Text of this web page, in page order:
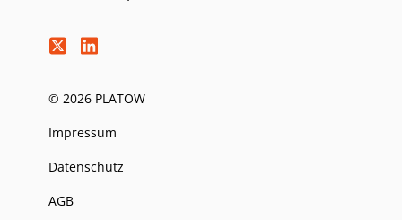
© 2026 PLATOW
Impressum
Datenschutz
AGB